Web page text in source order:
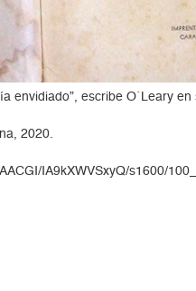
escribe O´Leary en
2020.
IA9kXWVSxyQ/s1600/